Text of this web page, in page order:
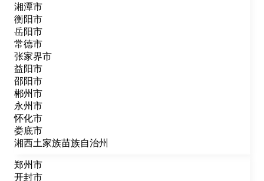
湘潭市
衡阳市
岳阳市
常德市
张家界市
益阳市
邵阳市
郴州市
永州市
怀化市
娄底市
湘西土家族苗族自治州
郑州市
开封市